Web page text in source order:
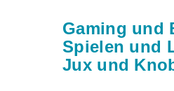
Gaming und
Spielen und
Jux und